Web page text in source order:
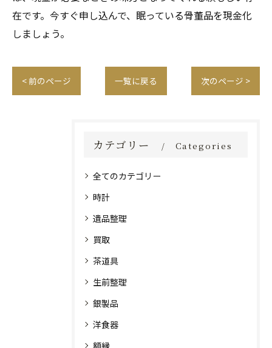
在です。今すぐ申し込んで、眠っている骨董品を現金化
しましょう。
< 前のページ 一覧に戻る 次のページ >
カテゴリー Categories
全てのカテゴリー
時計
遺品整理
買取
茶道具
生前整理
銀製品
洋食器
額縁